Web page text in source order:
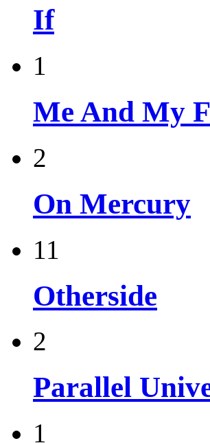
If
1
Me And My
2
On Mercury
11
Otherside
2
Parallel
1